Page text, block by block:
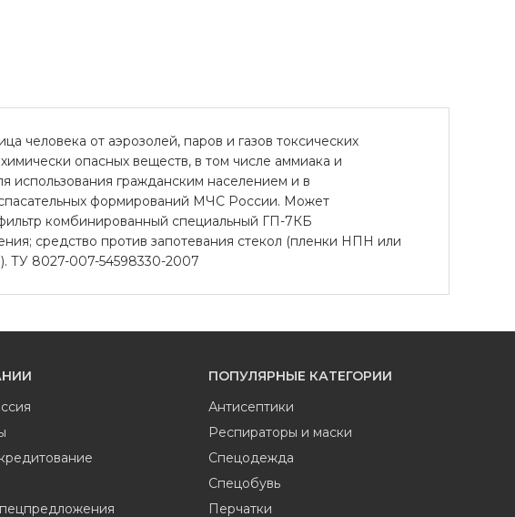
человека от аэрозолей, паров и газов токсических
опасных веществ, в том числе аммиака и
использования гражданским населением и в
формирований МЧС России. Может
комбинированный специальный ГП-7КБ
средство против запотевания стекол (пленки НПН или
ТУ 8027-007-54598330-2007
ПОПУЛЯРНЫЕ КАТЕГОРИИ
Антисептики
Респираторы и маски
Спецодежда
Спецобувь
Перчатки